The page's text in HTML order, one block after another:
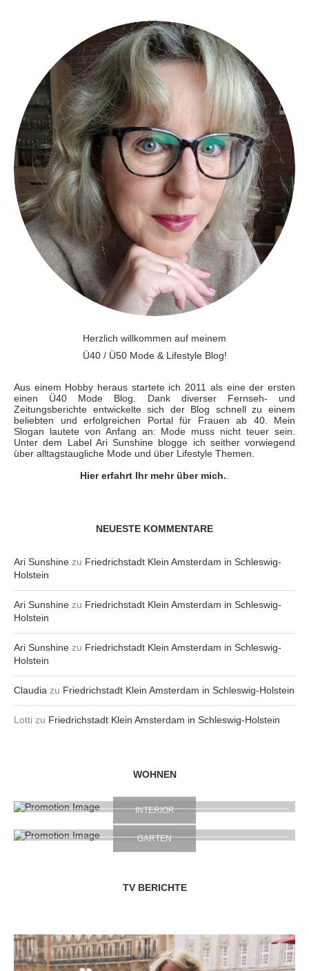
Herzlich willkommen auf meinem
Ü40 / Ü50 Mode & Lifestyle Blog!
Aus einem Hobby heraus startete ich 2011 als eine der ersten
einen Ü40 Mode Blog. Dank diverser Fernseh- und
Zeitungsberichte entwickelte sich der Blog schnell zu einem
beliebten und erfolgreichen Portal für Frauen ab 40. Mein
Slogan lautete von Anfang an: Mode muss nicht teuer sein.
Unter dem Label Ari Sunshine blogge ich seither vorwiegend
über alltagstaugliche Mode und über Lifestyle Themen.
Hier erfahrt Ihr mehr über mich.
NEUESTE KOMMENTARE
Ari Sunshine zu Friedrichstadt Klein Amsterdam in Schleswig-
Holstein
Ari Sunshine zu Friedrichstadt Klein Amsterdam in Schleswig-
Holstein
Ari Sunshine zu Friedrichstadt Klein Amsterdam in Schleswig-
Holstein
Claudia zu Friedrichstadt Klein Amsterdam in Schleswig-Holstein
Lotti zu Friedrichstadt Klein Amsterdam in Schleswig-Holstein
WOHNEN
INTERIOR
GARTEN
TV BERICHTE